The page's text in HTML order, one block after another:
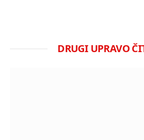
DRUGI UPRAVO